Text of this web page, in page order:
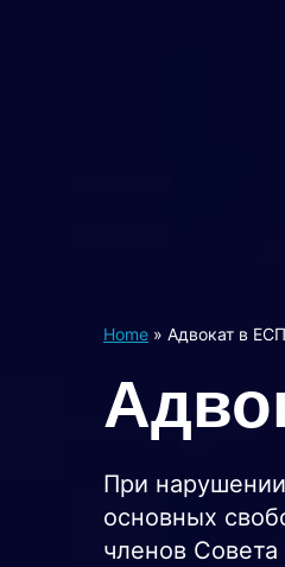
Home » Адвокат в
При
основных
членов